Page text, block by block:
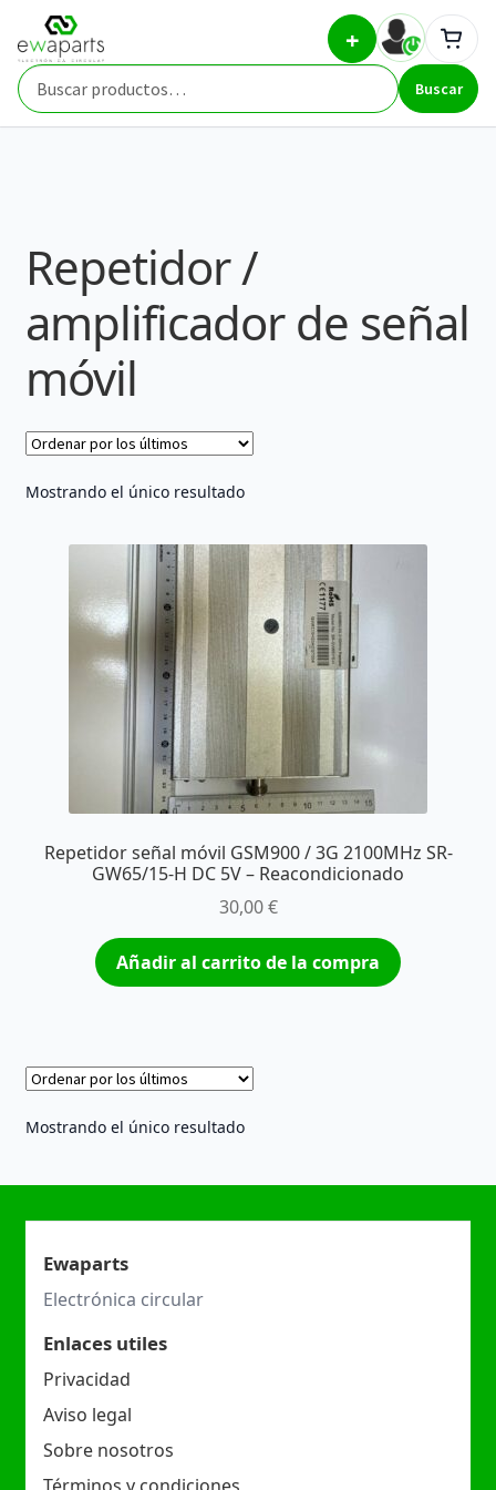
navegación
contenido
Buscar
por:
Buscar
+
Inicio
Repetidor / amplificador de señal
móvil
Repetidor /
amplificador de señal
móvil
Mostrando el único resultado
Repetidor señal móvil GSM900 / 3G 2100MHz SR-
GW65/15-H DC 5V – Reacondicionado
30,00€
Añadir al carrito de la compra
Mostrando el único resultado
Ewaparts
Electrónica circular
Enlaces utiles
Privacidad
Aviso legal
Sobre nosotros